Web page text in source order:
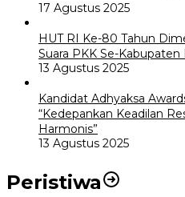
17 Agustus 2025
HUT RI Ke-80 Tahun
Suara PKK Se-
13 Agustus 2025
Kandidat Adhyaksa
“Kedepankan Keadilan
Harmonis”
13 Agustus 2025
Peristiwa